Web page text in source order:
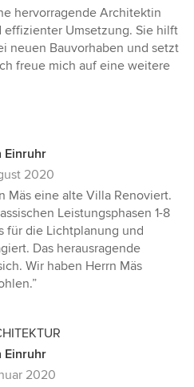
hervorragende Architektin
Umsetzung. Sie hilft
neuen Bauvorhaben und setzt
freue mich auf eine weitere
Einruhr
2020
Mäs eine alte Villa Renoviert.
Leistungsphasen 1-8
für die Lichtplanung und
Das herausragende
Wir haben Herrn Mäs
Einruhr
2020